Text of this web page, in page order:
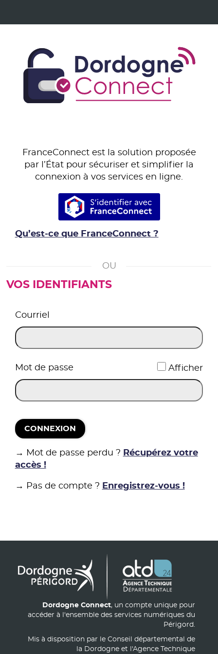
FranceConnect est la solution proposée
par l’État pour sécuriser et simplifier la
connexion à vos services en ligne.
S’identifier avec
Qu’est-ce que FranceConnect ?
VOS IDENTIFIANTS
Courriel
*
Mot de passe Afficher
CONNEXION
→ Mot de passe perdu ? Récupérez votre
accès !
→ Pas de compte ? Enregistrez-vous !
Dordogne Connect, un compte unique pour
accéder à l'ensemble des services numériques du
Périgord.
Mis à disposition par le Conseil départemental de
la Dordogne et l'Agence Technique